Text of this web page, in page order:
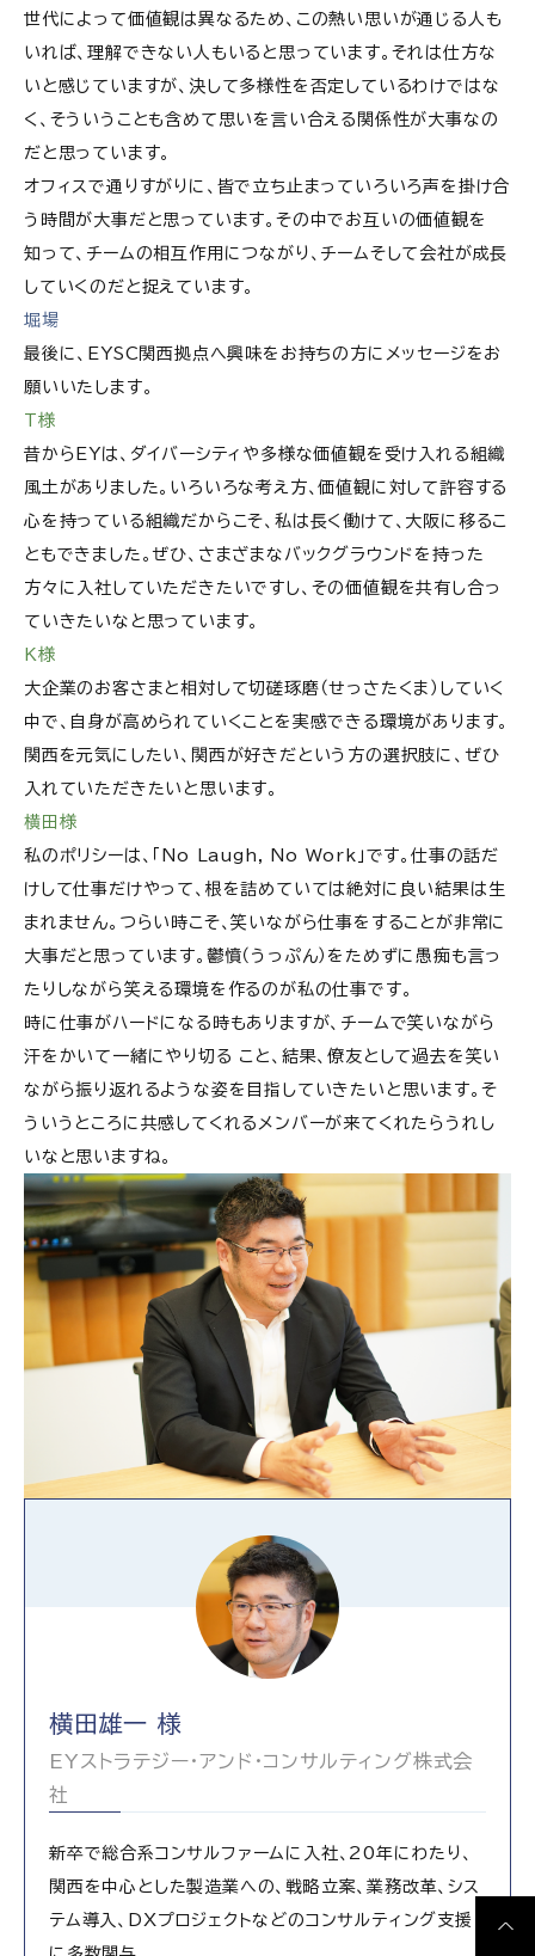
世代によって価値観は異なるため、この熱い思いが通じる人も
いれば、理解できない人もいると思っています。それは仕方な
いと感じていますが、決して多様性を否定しているわけではな
く、そういうことも含めて思いを言い合える関係性が大事なの
だと思っています。
オフィスで通りすがりに、皆で立ち止まっていろいろ声を掛け合
う時間が大事だと思っています。その中でお互いの価値観を
知って、チームの相互作用につながり、チームそして会社が成長
していくのだと捉えています。
堀場
最後に、EYSC関西拠点へ興味をお持ちの方にメッセージをお
願いいたします。
T様
昔からEYは、ダイバーシティや多様な価値観を受け入れる組織
風土がありました。いろいろな考え方、価値観に対して許容する
心を持っている組織だからこそ、私は長く働けて、大阪に移るこ
ともできました。ぜひ、さまざまなバックグラウンドを持った
方々に入社していただきたいですし、その価値観を共有し合っ
ていきたいなと思っています。
K様
大企業のお客さまと相対して切磋琢磨（せっさたくま）していく
中で、自身が高められていくことを実感できる環境があります。
関西を元気にしたい、関西が好きだという方の選択肢に、ぜひ
入れていただきたいと思います。
横田様
私のポリシーは、「No Laugh, No Work」です。仕事の話だ
けして仕事だけやって、根を詰めていては絶対に良い結果は生
まれません。つらい時こそ、笑いながら仕事をすることが非常に
大事だと思っています。鬱憤（うっぷん）をためずに愚痴も言っ
たりしながら笑える環境を作るのが私の仕事です。
時に仕事がハードになる時もありますが、チームで笑いながら
汗をかいて一緒にやり切る こと、結果、僚友として過去を笑い
ながら振り返れるような姿を目指していきたいと思います。そ
ういうところに共感してくれるメンバーが来てくれたらうれし
いなと思いますね。
横田雄一 様
EYストラテジー・アンド・コンサルティング株式会
社
新卒で総合系コンサルファームに入社、20年にわたり、
関西を中心とした製造業への、戦略立案、業務改革、シス
テム導入、DXプロジェクトなどのコンサルティング支援